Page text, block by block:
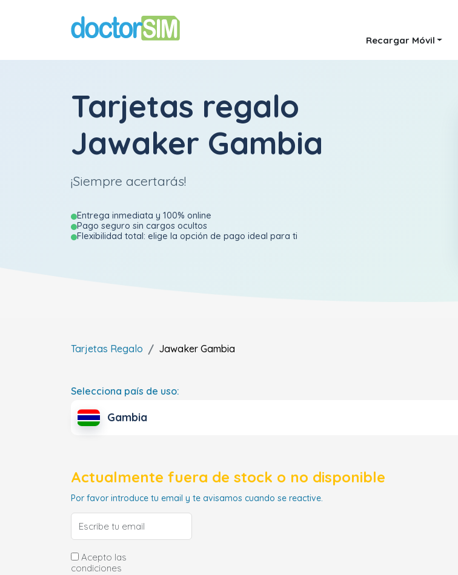
Recargar Móvil
Tarjetas regalo
Jawaker Gambia
¡Siempre acertarás!
Entrega inmediata y 100% online
Pago seguro sin cargos ocultos
Flexibilidad total: elige la opción de pago ideal para ti
Tarjetas Regalo Jawaker Gambia
Selecciona país de uso:
Gambia
Actualmente fuera de stock o no disponible
Por favor introduce tu email y te avisamos cuando se reactive.
Acepto las
condiciones